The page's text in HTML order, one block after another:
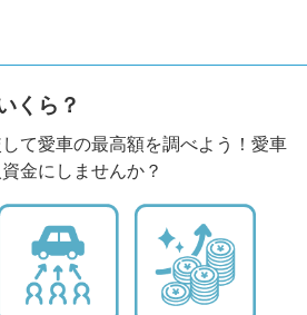
くら？
て愛車の最高額を調べよう！愛車
金にしませんか？